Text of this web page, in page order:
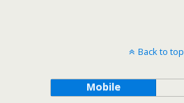
Back to top
Mobile